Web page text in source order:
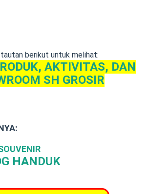
berikut untuk melihat:
HANDUK